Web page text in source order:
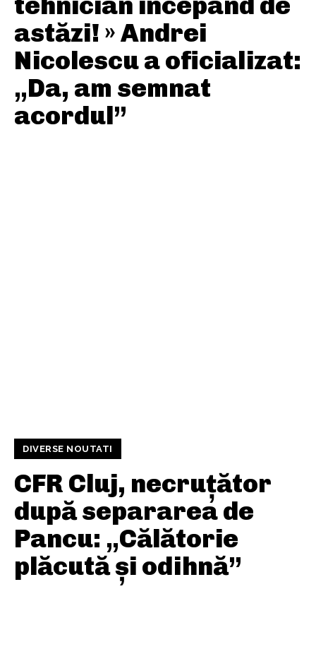
astăzi! » Andrei
Nicolescu a oficializat:
„Da, am semnat
acordul”
DIVERSE NOUTATI
CFR Cluj, necruțător
după separarea de
Pancu: „Călătorie
plăcută și odihnă”